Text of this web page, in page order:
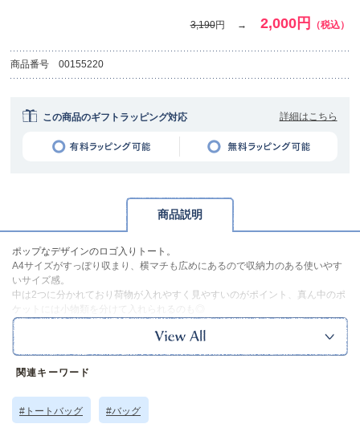
3,190円 2,000円 （税込）
商品番号 00155220
この商品のギフトラッピング対応 詳細はこちら
商品説明
ポップなデザインのロゴ入りトート。
A4サイズがすっぽり収まり、横マチも広めにあるので収納力のある使いやす
いサイズ感。
中は2つに分かれており荷物が入れやすく見やすいのがポイント、真ん中のポ
ケットには小物類を分けて入れられるのも◎
クシャっとした質感のポリエステル製なので畳んでバッグに入れておけばエ
コバッグとしても活躍します。
サイドのリボンをキュッと絞ることでバッグのフォルムを簡単に変えられ、
コーデにちょっとしたアクセントをプラスできます。
【ポケット】
内側：オープンポケット×1
※本品に付いているご注意書きをお読みの上ご使用ください。
関連キーワード
#トートバッグ #バッグ